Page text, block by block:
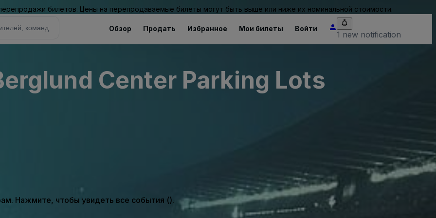
билетов. Цены на перепродаваемые билеты могут быть выше или ниже их номинальной стоимости.
Обзор Продать Избранное Мои билеты Войти
1 new notification
Center Parking Lots
Нажмите, чтобы увидеть все события ().